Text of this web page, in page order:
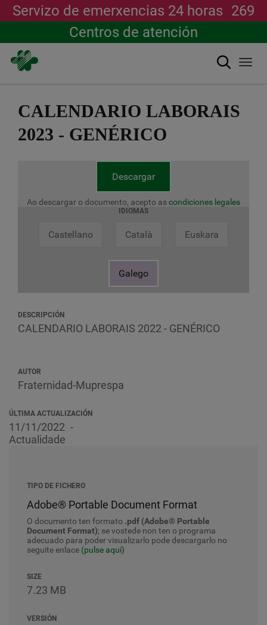
contido
Servizo de emerxencias 24 horas 269
Centros de atención
Buscar
CALENDARIO LABORAIS
2023 - GENÉRICO
Descargar
Ao descargar o documento, acepto ascondiciones legales
IDIOMAS
Castellano Català Euskara
Galego
DESCRIPCIÓN
CALENDARIO LABORAIS 2022 - GENÉRICO
AUTOR
Fraternidad-Muprespa
ÚLTIMA ACTUALIZACIÓN
11/11/2022
Actualidade
TIPO DE FICHERO
Adobe® Portable Document Format
O documento ten formato .pdf (Adobe® Portable
Document Format); se vostede non ten o programa
adecuado para poder visualizarlo pode descargarlo no
seguite enlace (pulse aquí)
SIZE
7.23 MB
VERSIÓN